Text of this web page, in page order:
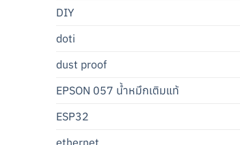
DIY
doti
dust proof
EPSON 057 น้ำหมึกเติมแท้
ESP32
ethernet